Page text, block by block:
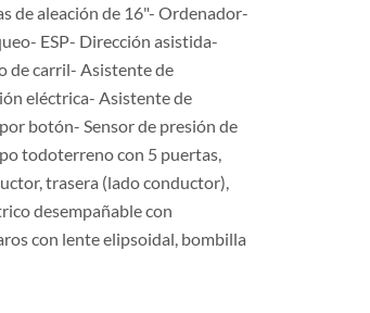
de aleación de 16"- Ordenador-
ESP- Dirección asistida-
de carril- Asistente de
eléctrica- Asistente de
botón- Sensor de presión de
todoterreno con 5 puertas,
trasera (lado conductor),
desempañable con
con lente elipsoidal, bombilla